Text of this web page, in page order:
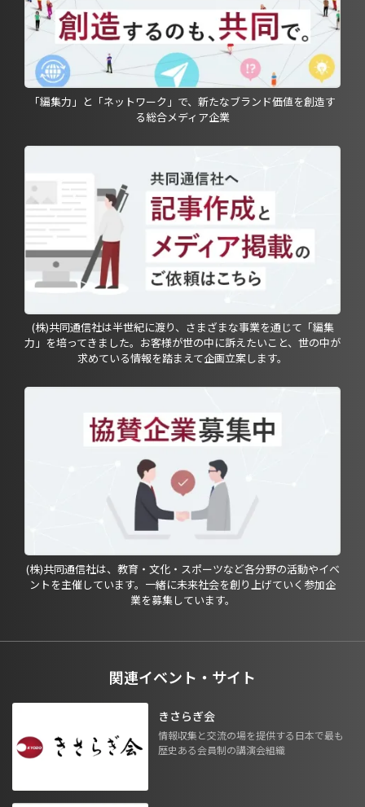
「編集力」と「ネットワーク」で、新たなブランド価値を創造す
る総合メディア企業
(株)共同通信社は半世紀に渡り、さまざまな事業を通じて「編集
力」を培ってきました。お客様が世の中に訴えたいこと、世の中が
求めている情報を踏まえて企画立案します。
(株)共同通信社は、教育・文化・スポーツなど各分野の活動やイベ
ントを主催しています。一緒に未来社会を創り上げていく参加企
業を募集しています。
関連イベント・サイト
きさらぎ会
情報収集と交流の場を提供する日本で最も
歴史ある会員制の講演会組織